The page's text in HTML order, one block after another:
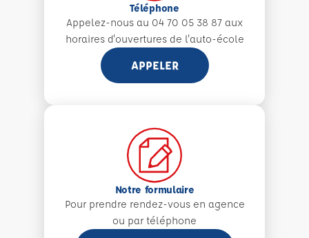
Téléphone
Appelez-nous au 04 70 05 38 87 aux
horaires d'ouvertures de l'auto-école
APPELER
Notre formulaire
Pour prendre rendez-vous en agence
ou par téléphone